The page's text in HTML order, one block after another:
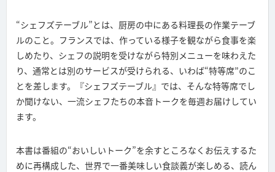
“シェフズテーブル”とは、厨房の中にある料理長の作業テーブ
ルのこと。フランスでは、作っている様子を観ながら食事を楽
しめたり、シェフの説明を受けながら特別メニューを味わえた
り、通常とは別のサービスが受けられる、いわば“特等席”のこ
とを差します。『シェフズテーブル』では、そんな特等席でし
か聞けない、一流シェフたちの本音トークを毎週お届けしてい
ます。
本書は番組の“おいしいトーク”を余すところなくお伝えするた
めに再構成した、世界で一番美味しい食談義が楽しめる、読ん